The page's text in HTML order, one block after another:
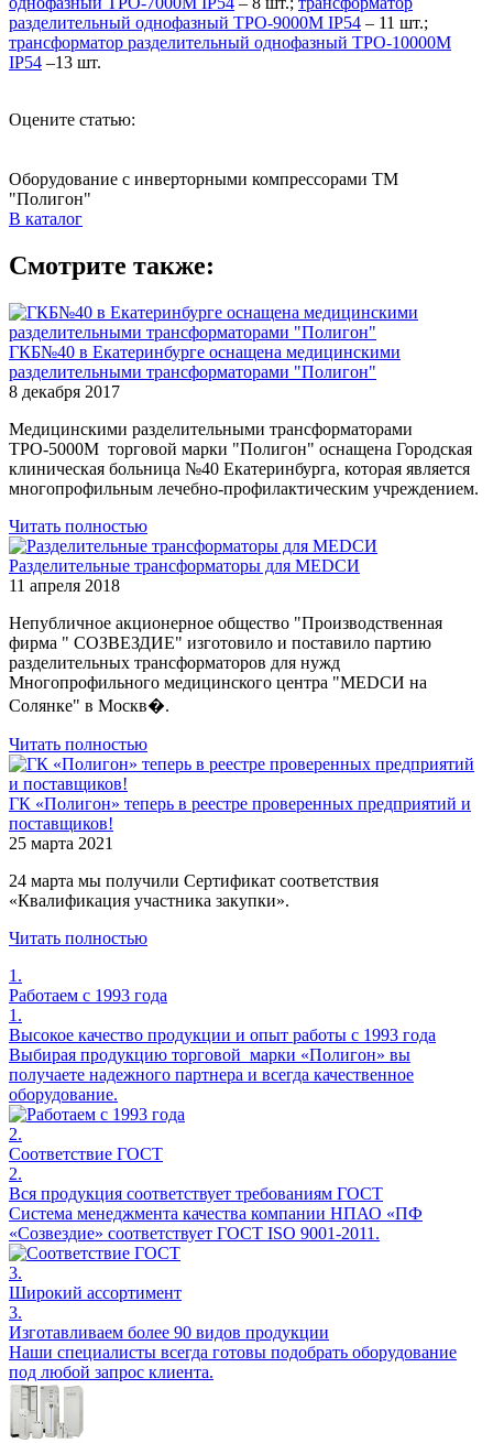
разделительный однофазный ТРО-9000М IP54 – 11 шт.;
трансформатор разделительный однофазный ТРО-10000М
IP54 –13 шт.
Оцените статью:
Оборудование с инверторными компрессорами ТМ
"Полигон"
В каталог
Смотрите также:
ГКБ№40 в Екатеринбурге оснащена медицинскими
разделительными трансформаторами "Полигон"
8 декабря 2017
Медицинскими разделительными трансформаторами
ТРО-5000М торговой марки "Полигон" оснащена Городская
клиническая больница №40 Екатеринбурга, которая является
многопрофильным лечебно-профилактическим учреждением.
Читать полностью
Разделительные трансформаторы для MEDCИ
11 апреля 2018
Непубличное акционерное общество "Производственная
фирма " СОЗВЕЗДИЕ" изготовило и поставило партию
разделительных трансформаторов для нужд
Многопрофильного медицинского центра "MEDСИ на
Солянке" в Москв�.
Читать полностью
ГК «Полигон» теперь в реестре проверенных предприятий и
поставщиков!
25 марта 2021
24 марта мы получили Сертификат соответствия
«Квалификация участника закупки».
Читать полностью
1.
Работаем с 1993 года
1.
Высокое качество продукции и опыт работы с 1993 года
Выбирая продукцию торговой марки «Полигон» вы
получаете надежного партнера и всегда качественное
оборудование.
2.
Соответствие ГОСТ
2.
Вся продукция соответствует требованиям ГОСТ
Система менеджмента качества компании НПАО «ПФ
«Созвездие» соответствует ГОСТ ISO 9001-2011.
3.
Широкий ассортимент
3.
Изготавливаем более 90 видов продукции
Наши специалисты всегда готовы подобрать оборудование
под любой запрос клиента.